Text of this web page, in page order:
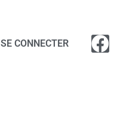
SE CONNECTER